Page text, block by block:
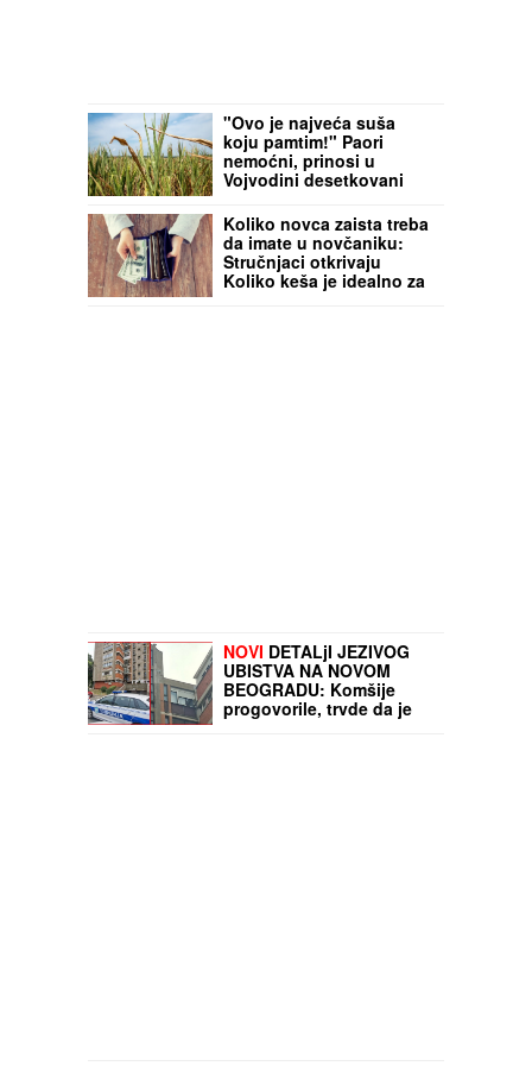
"Ovo je najveća suša
koju pamtim!" Paori
nemoćni, prinosi u
Vojvodini desetkovani
Koliko novca zaista treba
da imate u novčaniku:
Stručnjaci otkrivaju
Koliko keša je idealno za
NOVI DETALjI JEZIVOG
UBISTVA NA NOVOM
BEOGRADU: Komšije
progovorile, trvde da je